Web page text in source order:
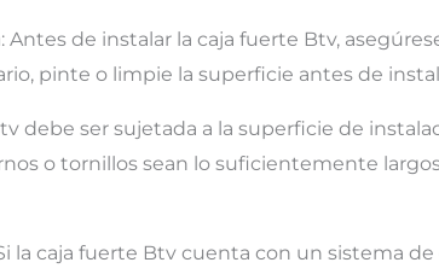
: Antes de instalar la caja fuerte Btv,
pinte o limpie la superficie antes de
debe ser sujetada a la superficie de
o tornillos sean lo suficientemente
la caja fuerte Btv cuenta con un sistema